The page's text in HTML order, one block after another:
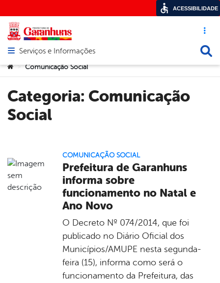
Acesso
Abrir menu principal de navegação
Serviços e Informações
Você está aqui:
> Comunicação Social
Categoria: Comunicação
Social
COMUNICAÇÃO SOCIAL
Prefeitura de Garanhuns
informa sobre
funcionamento no Natal e
Ano Novo
O Decreto Nº 074/2014, que foi
publicado no Diário Oficial dos
Municípios/AMUPE nesta segunda-
feira (15), informa como será o
funcionamento da Prefeitura, das
ACESSIBILIDADE